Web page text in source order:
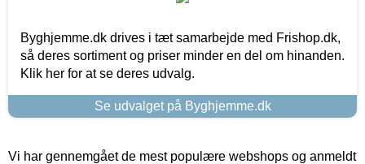
Byghjemme.dk drives i tæt samarbejde med Frishop.dk,
så deres sortiment og priser minder en del om hinanden.
Klik her for at se deres udvalg.
Se udvalget på Byghjemme.dk
Vi har gennemgået de mest populære webshops og anmeldt